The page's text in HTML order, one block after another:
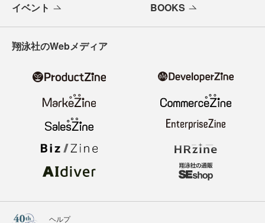
イベント BOOKS
翔泳社のWebメディア
ヘルプ